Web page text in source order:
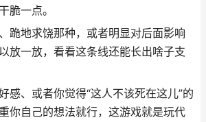
脆一点。
跪地求饶那种，或者明显对后面影响
放一放，看看这条线还能长出啥子支
感、或者你觉得“这人不该死在这儿”的
你自己的想法就行，这游戏就是玩代